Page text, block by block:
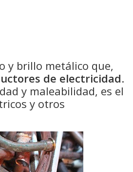
y brillo metálico que,
de electricidad.
y maleabilidad, es el
y otros